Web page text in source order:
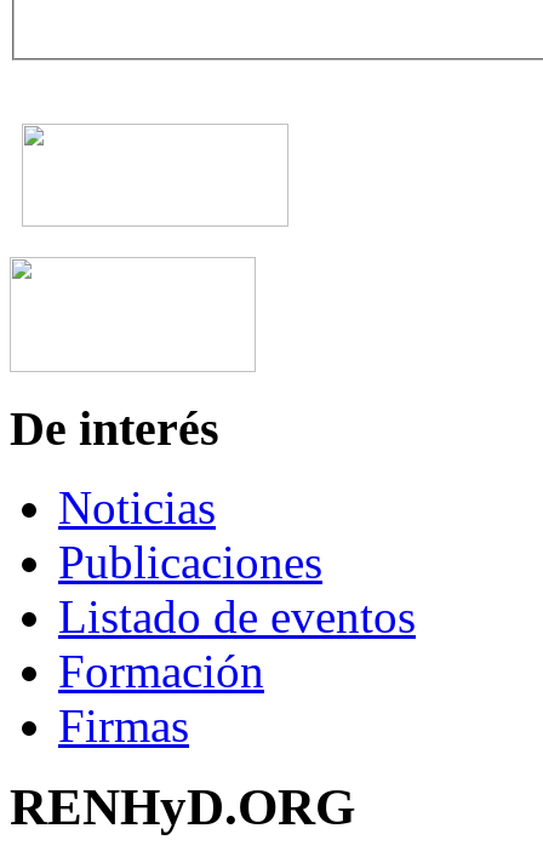
De interés
Noticias
Publicaciones
Listado de eventos
Formación
Firmas
RENHyD.ORG